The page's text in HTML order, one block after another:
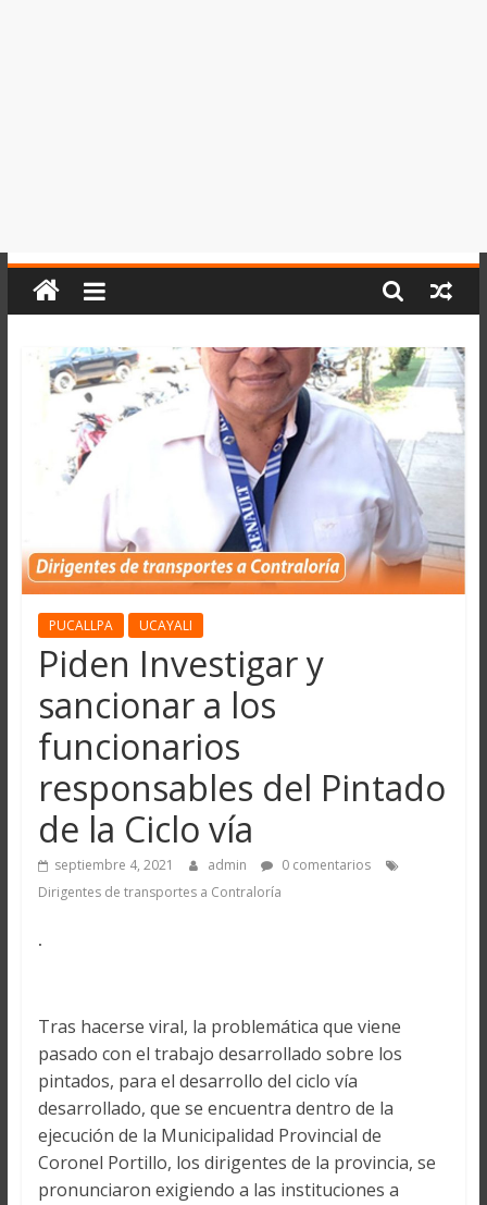
PUCALLPA UCAYALI
Piden Investigar y
sancionar a los
funcionarios
responsables del Pintado
de la Ciclo vía
septiembre 4, 2021 admin
0 comentarios
Dirigentes de transportes a Contraloría
.
Tras hacerse viral, la problemática que viene
pasado con el trabajo desarrollado sobre los
pintados, para el desarrollo del ciclo vía
desarrollado, que se encuentra dentro de la
ejecución de la Municipalidad Provincial de
Coronel Portillo, los dirigentes de la provincia, se
pronunciaron exigiendo a las instituciones a